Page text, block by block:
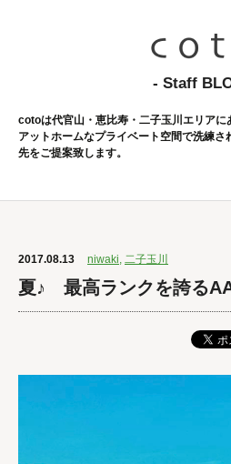
- Staff
cotoは代官山・恵比寿・二子玉川エリアに
アットホームなプライベート空間で洗練
先をご提案致します。
2017.08.13 niwaki, 二子玉川
夏♪ 最高ランクを誇る